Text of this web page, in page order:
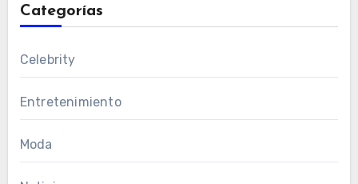
Categorías
Celebrity
Entretenimiento
Moda